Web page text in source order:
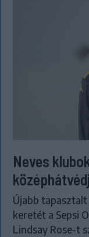
Neves
Újabb
keretét a Sepsi
Lindsay Rose-t